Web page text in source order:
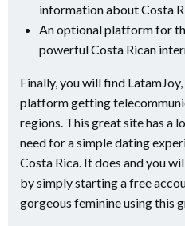
information about Costa
An optional platform for
powerful Costa Rican
Finally, you will find
platform getting
regions. This great site has a
need for a simple dating
Costa Rica. It does and you
by simply starting a free
gorgeous feminine using this